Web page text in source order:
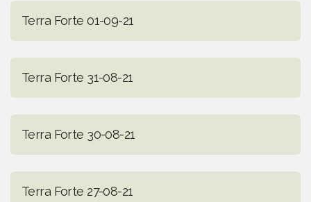
Terra Forte 01-09-21
Terra Forte 31-08-21
Terra Forte 30-08-21
Terra Forte 27-08-21